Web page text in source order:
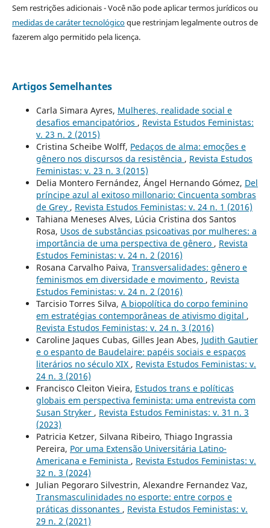
Sem restrições adicionais - Você não pode aplicar termos jurídicos ou
medidas de caráter tecnológicoque restrinjam legalmente outros de
fazerem algo permitido pela licença.
Artigos Semelhantes
Carla Simara Ayres, Mulheres, realidade social e
desafios emancipatórios , Revista Estudos Feministas:
v. 23 n. 2 (2015)
Cristina Scheibe Wolff, Pedaços de alma: emoções e
gênero nos discursos da resistência , Revista Estudos
Feministas: v. 23 n. 3 (2015)
Delia Montero Fernández, Ángel Hernando Gómez, Del
príncipe azul al exitoso millonario: Cincuenta sombras
de Grey , Revista Estudos Feministas: v. 24 n. 1 (2016)
Tahiana Meneses Alves, Lúcia Cristina dos Santos
Rosa, Usos de substâncias psicoativas por mulheres: a
importância de uma perspectiva de gênero , Revista
Estudos Feministas: v. 24 n. 2 (2016)
Rosana Carvalho Paiva, Transversalidades: gênero e
feminismos em diversidade e movimento , Revista
Estudos Feministas: v. 24 n. 2 (2016)
Tarcisio Torres Silva, A biopolítica do corpo feminino
em estratégias contemporâneas de ativismo digital ,
Revista Estudos Feministas: v. 24 n. 3 (2016)
Caroline Jaques Cubas, Gilles Jean Abes, Judith Gautier
e o espanto de Baudelaire: papéis sociais e espaços
literários no século XIX , Revista Estudos Feministas: v.
24 n. 3 (2016)
Francisco Cleiton Vieira, Estudos trans e políticas
globais em perspectiva feminista: uma entrevista com
Susan Stryker , Revista Estudos Feministas: v. 31 n. 3
(2023)
Patricia Ketzer, Silvana Ribeiro, Thiago Ingrassia
Pereira, Por uma Extensão Universitária Latino-
Americana e Feminista , Revista Estudos Feministas: v.
32 n. 3 (2024)
Julian Pegoraro Silvestrin, Alexandre Fernandez Vaz,
Transmasculinidades no esporte: entre corpos e
práticas dissonantes , Revista Estudos Feministas: v.
29 n. 2 (2021)